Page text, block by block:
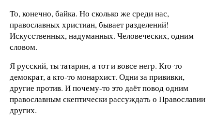
То, конечно, байка. Но сколько же среди нас,
православных христиан, бывает разделений!
Искусственных, надуманных. Человеческих, одним
словом.
Я русский, ты татарин, а тот и вовсе негр. Кто-то
демократ, а кто-то монархист. Одни за прививки,
другие против. И почему-то это даёт повод одним
православным скептически рассуждать о Православии
других.